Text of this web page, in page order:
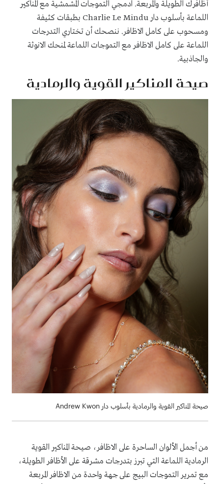
أظافرك الطويلة والمربعة. ادمجي التموجات المشمشية مع المناكير
اللماعة بأسلوب دار Charlie Le Mindu بطبقات كثيفة
ومسحوب على كامل الاظافر. ننصحك أن تختاري التدرجات
اللماعة على كامل الاظافر مع التموجات اللماعة لمنحك الانوثة
والجاذبية.
صيحة المناكير القوية والرمادية
صيحة المناكير القوية والرمادية بأسلوب دار Andrew Kwon
من أجمل الألوان الساحرة على الاظافر، صيحة المناكير القوية
الرمادية اللماعة التي تبرز بتدرجات مشرقة على الأظافر الطويلة،
مع تمرير التموجات البيج على جهة واحدة من الاظافر المربعة